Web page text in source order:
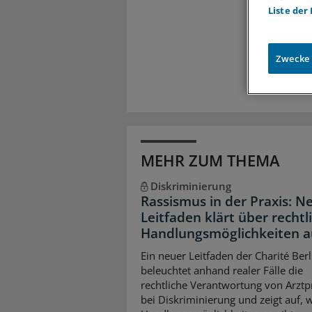
MEHR ZUM THEMA
Diskriminierung
Rassismus in der Praxis:
Leitfaden klärt über
Handlungsmöglichkeiten
Ein neuer Leitfaden der Charité
beleuchtet anhand realer Fälle die
rechtliche Verantwortung von
bei Diskriminierung und zeigt auf,
Liste